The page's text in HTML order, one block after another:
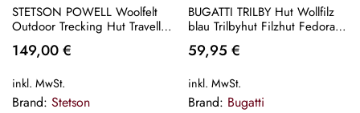
STETSON POWELL Woolfelt
Outdoor Trecking Hut Traveller
Wollfilz anthrazit Neu
149,00€
inkl. MwSt.
Brand: Stetson
BUGATTI TRILBY Hut Wollfilz
blau Trilbyhut Filzhut Fedora
Wolle Hat klein Neu
59,95 €
inkl. MwSt.
Brand: Bugatti